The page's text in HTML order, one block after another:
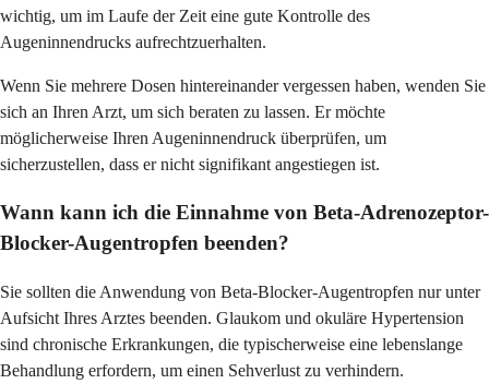
wichtig, um im Laufe der Zeit eine gute Kontrolle des
Augeninnendrucks aufrechtzuerhalten.
Wenn Sie mehrere Dosen hintereinander vergessen haben, wenden Sie
sich an Ihren Arzt, um sich beraten zu lassen. Er möchte
möglicherweise Ihren Augeninnendruck überprüfen, um
sicherzustellen, dass er nicht signifikant angestiegen ist.
Wann kann ich die Einnahme von Beta-Adrenozeptor-
Blocker-Augentropfen beenden?
Sie sollten die Anwendung von Beta-Blocker-Augentropfen nur unter
Aufsicht Ihres Arztes beenden. Glaukom und okuläre Hypertension
sind chronische Erkrankungen, die typischerweise eine lebenslange
Behandlung erfordern, um einen Sehverlust zu verhindern.